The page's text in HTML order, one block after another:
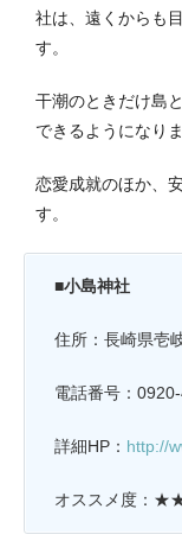
社は、遠くからも
す。
干潮のときだけ島
できるようになりま
恋愛成就のほか、
す。
■小島神社
住所：長崎県壱
電話番号：
詳細HP： http://
オススメ度：